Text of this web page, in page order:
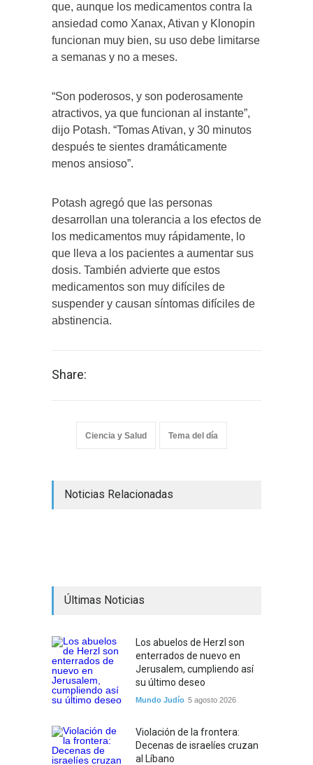
que, aunque los medicamentos contra la
ansiedad como Xanax, Ativan y Klonopin
funcionan muy bien, su uso debe limitarse
a semanas y no a meses.
“Son poderosos, y son poderosamente
atractivos, ya que funcionan al instante”,
dijo Potash. “Tomas Ativan, y 30 minutos
después te sientes dramáticamente
menos ansioso”.
Potash agregó que las personas
desarrollan una tolerancia a los efectos de
los medicamentos muy rápidamente, lo
que lleva a los pacientes a aumentar sus
dosis. También advierte que estos
medicamentos son muy difíciles de
suspender y causan síntomas difíciles de
abstinencia.
Share:
Ciencia y Salud Tema del día
Noticias Relacionadas
Últimas Noticias
Los abuelos de Herzl son
enterrados de nuevo en
Jerusalem, cumpliendo así
su último deseo
Mundo Judío 5 agosto 2026
Violación de la frontera:
Decenas de israelíes cruzan
al Líbano